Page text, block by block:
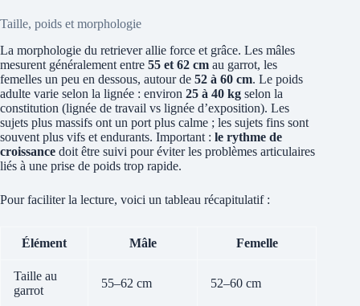
Taille, poids et morphologie
La morphologie du retriever allie force et grâce. Les mâles
mesurent généralement entre 55 et 62 cm au garrot, les
femelles un peu en dessous, autour de 52 à 60 cm. Le poids
adulte varie selon la lignée : environ 25 à 40 kg selon la
constitution (lignée de travail vs lignée d’exposition). Les
sujets plus massifs ont un port plus calme ; les sujets fins sont
souvent plus vifs et endurants. Important : le rythme de
croissance doit être suivi pour éviter les problèmes articulaires
liés à une prise de poids trop rapide.
Pour faciliter la lecture, voici un tableau récapitulatif :
Élément Mâle Femelle
Taille au
garrot
55–62 cm 52–60 cm